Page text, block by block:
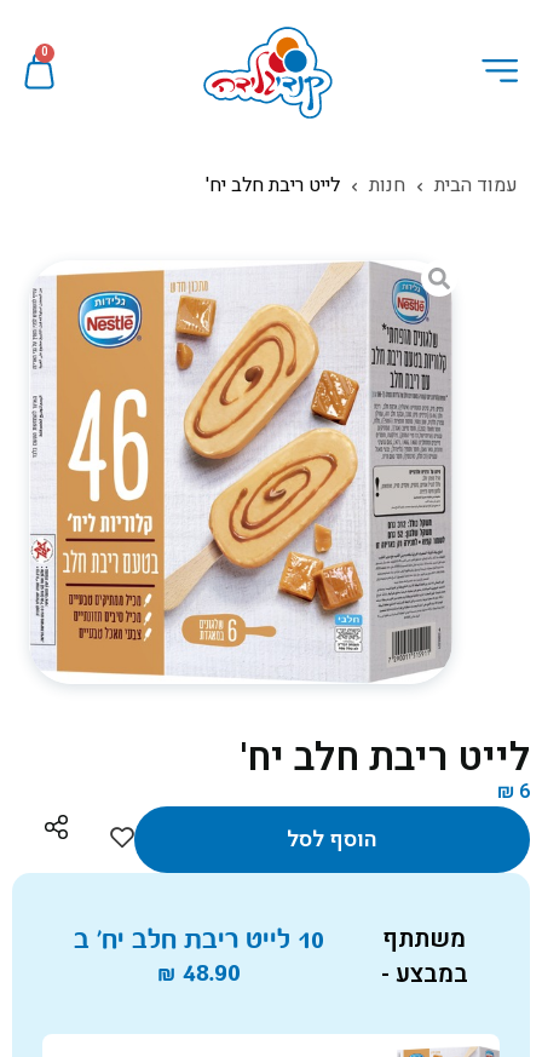
0
עמוד הבית חנות לייט ריבת חלב יח'
לייט ריבת חלב יח'
₪ 6
הוסף לסל
משתתף
במבצע -
10 לייט ריבת חלב יח' ב
₪ 48.90